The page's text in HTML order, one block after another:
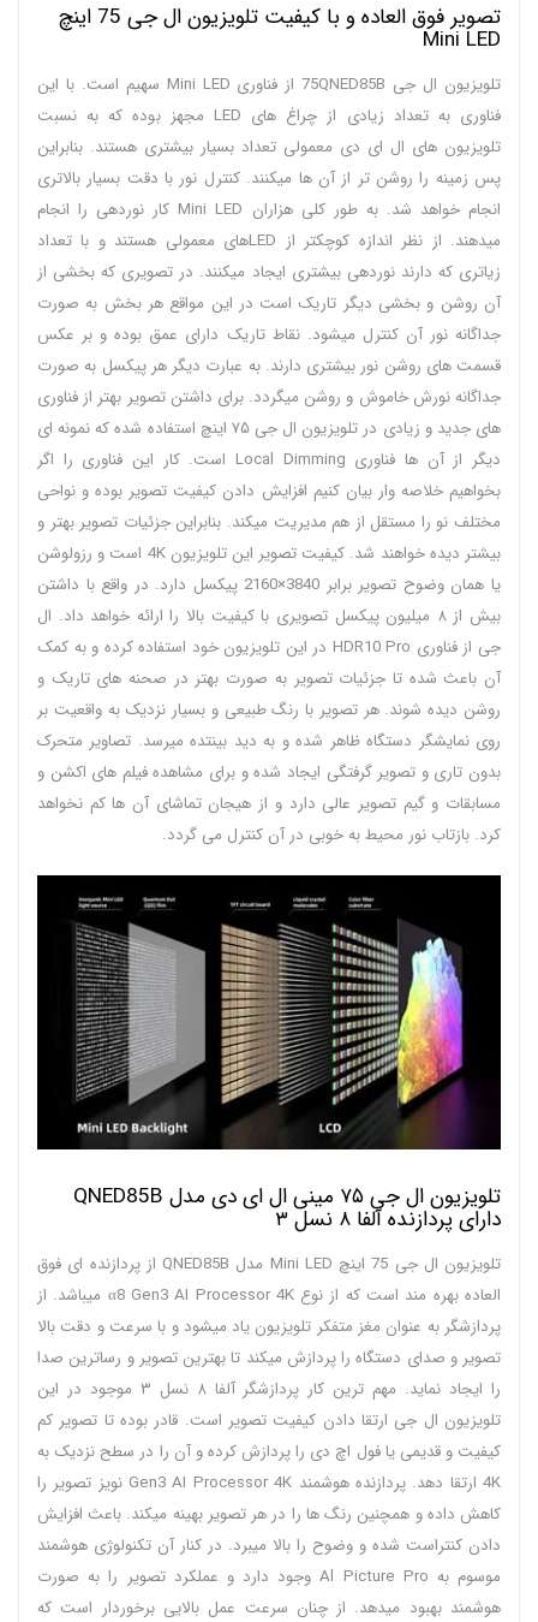
تصویر فوق العاده و با کیفیت تلویزیون ال جی 75 اینچ
Mini LED
تلویزیون ال جی 75QNED85B از فناوری Mini LED سهیم است. با این
فناوری به تعداد زیادی از چراغ های LED مجهز بوده که به نسبت
تلویزیون های ال ای دی معمولی تعداد بسیار بیشتری هستند. بنابراین
پس زمینه را روشن تر از آن ها میکنند. کنترل نور با دقت بسیار بالاتری
انجام خواهد شد. به طور کلی هزاران Mini LED کار نوردهی را انجام
میدهند. از نظر اندازه کوچکتر از LEDهای معمولی هستند و با تعداد
زیاتری که دارند نوردهی بیشتری ایجاد میکنند. در تصویری که بخشی از
آن روشن و بخشی دیگر تاریک است در این مواقع هر بخش به صورت
جداگانه نور آن کنترل میشود. نقاط تاریک دارای عمق بوده و بر عکس
قسمت های روشن نور بیشتری دارند. به عبارت دیگر هر پیکسل به صورت
جداگانه نورش خاموش و روشن میگردد. برای داشتن تصویر بهتر از فناوری
های جدید و زیادی در تلویزیون ال جی ۷۵ اینچ استفاده شده که نمونه ای
دیگر از آن ها فناوری Local Dimming است. کار این فناوری را اگر
بخواهیم خلاصه وار بیان کنیم افزایش دادن کیفیت تصویر بوده و نواحی
مختلف نو را مستقل از هم مدیریت میکند. بنابراین جزئیات تصویر بهتر و
بیشتر دیده خواهند شد. کیفیت تصویر این تلویزیون 4K است و رزولوشن
یا همان وضوح تصویر برابر 3840×2160 پیکسل دارد. در واقع با داشتن
بیش از ۸ میلیون پیکسل تصویری با کیفیت بالا را ارائه خواهد داد. ال
جی از فناوری HDR10 Pro در این تلویزیون خود استفاده کرده و به کمک
آن باعث شده تا جزئیات تصویر به صورت بهتر در صحنه های تاریک و
روشن دیده شوند. هر تصویر با رنگ طبیعی و بسیار نزدیک به واقعیت بر
روی نمایشگر دستگاه ظاهر شده و به دید بینتده میرسد. تصاویر متحرک
بدون تاری و تصویر گرفتگی ایجاد شده و برای مشاهده فیلم های اکشن و
مسابقات و گیم تصویر عالی دارد و از هیجان تماشای آن ها کم نخواهد
کرد. بازتاب نور محیط به خوبی در آن کنترل می گردد.
تلویزیون ال جی ۷۵ مینی ال ای دی مدل QNED85B
دارای پردازنده آلفا ۸ نسل ۳
تلویزیون ال جی 75 اینچ Mini LED مدل QNED85B از پردازنده ای فوق
العاده بهره مند است که از نوع α8 Gen3 AI Processor 4K میباشد. از
پردازشگر به عنوان مغز متفکر تلویزیون یاد میشود و با سرعت و دقت بالا
تصویر و صدای دستگاه را پردازش میکند تا بهترین تصویر و رساترین صدا
را ایجاد نماید. مهم ترین کار پردازشگر آلفا ۸ نسل ۳ موجود در این
تلویزیون ال جی ارتقا دادن کیفیت تصویر است. قادر بوده تا تصویر کم
کیفیت و قدیمی یا فول اچ دی را پردازش کرده و آن را در سطح نزدیک به
4K ارتقا دهد. پردازنده هوشمند Gen3 AI Processor 4K نویز تصویر را
کاهش داده و همچنین رنگ ها را در هر تصویر بهینه میکند. باعث افزایش
دادن کنتراست شده و وضوح را بالا میبرد. در کنار آن تکنولوژی هوشمند
موسوم به Al Picture Pro وجود دارد و عملکرد تصویر را به صورت
هوشمند بهبود میدهد. از چنان سرعت عمل بالایی برخوردار است که